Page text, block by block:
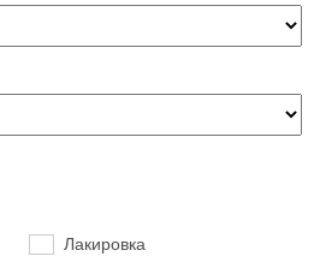
Лакировка